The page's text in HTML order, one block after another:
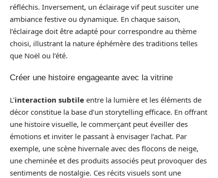
réfléchis. Inversement, un éclairage vif peut susciter une
ambiance festive ou dynamique. En chaque saison,
l’éclairage doit être adapté pour correspondre au thème
choisi, illustrant la nature éphémère des traditions telles
que Noël ou l’été.
Créer une histoire engageante avec la vitrine
L’interaction subtile entre la lumière et les éléments de
décor constitue la base d’un storytelling efficace. En offrant
une histoire visuelle, le commerçant peut éveiller des
émotions et inviter le passant à envisager l’achat. Par
exemple, une scène hivernale avec des flocons de neige,
une cheminée et des produits associés peut provoquer des
sentiments de nostalgie. Ces récits visuels sont une